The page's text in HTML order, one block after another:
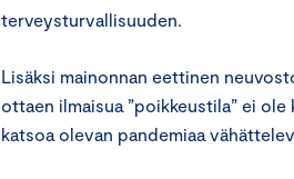
terveysturvallisuuden.
Lisäksi mainonnan eettinen
ottaen ilmaisua ”poikkeustila” ei
katsoa olevan pandemiaa